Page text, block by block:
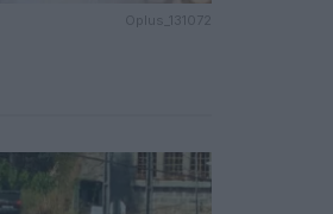
Oplus_131072